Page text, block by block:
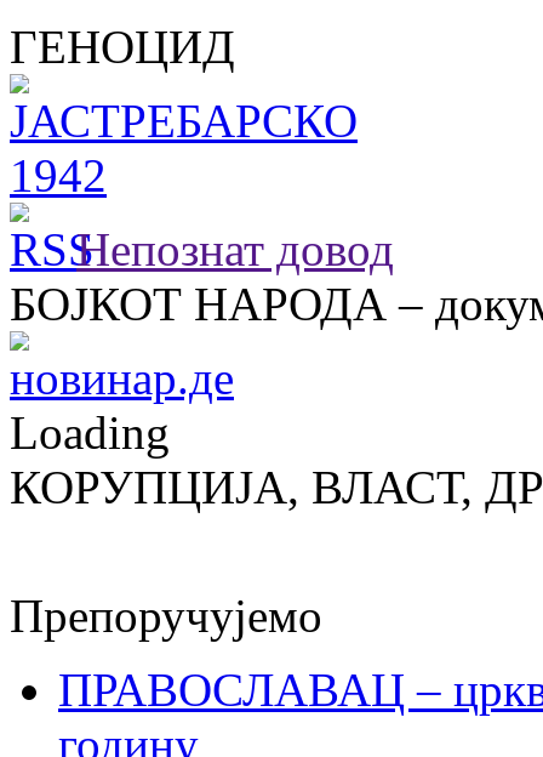
ГЕНОЦИД
Непознат довод
БОЈКОТ НАРОДА –
Loading
КОРУПЦИЈА, ВЛАСТ,
Препоручујемо
ПРАВОСЛАВАЦ –
годину